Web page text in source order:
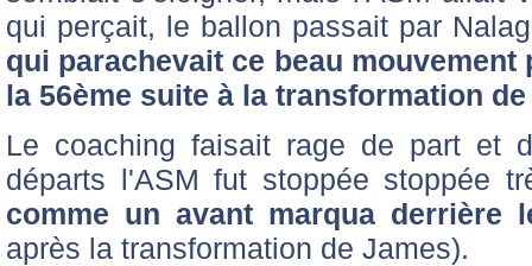
qui perçait, le ballon passait par
qui parachevait ce beau
la 56ème suite à la transformation
Le coaching faisait rage de part et
départs l'ASM fut stoppée stoppée
comme un avant marqua derrière
après la transformation de James).